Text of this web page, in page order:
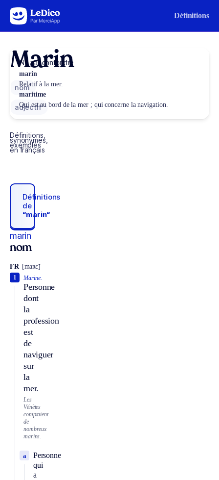
Aller au contenu Définitions
Marin
nom
adjectif
Définitions,
synonymes,
exemples
en français
Définitions
de
“marin“
marin
nom
FR [maʀɛ̃]
Marine.
Personne
dont
la
profession
est
de
naviguer
sur
la
mer.
1
Les
Vénètes
comptaient
de
nombreux
marins.
Personne
qui
a
a
Ne pas confondre
marin
Relatif à la mer.
maritime
Qui est au bord de la mer ; qui concerne la navigation.